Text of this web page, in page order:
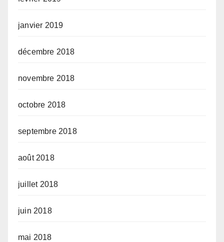
janvier 2019
décembre 2018
novembre 2018
octobre 2018
septembre 2018
août 2018
juillet 2018
juin 2018
mai 2018